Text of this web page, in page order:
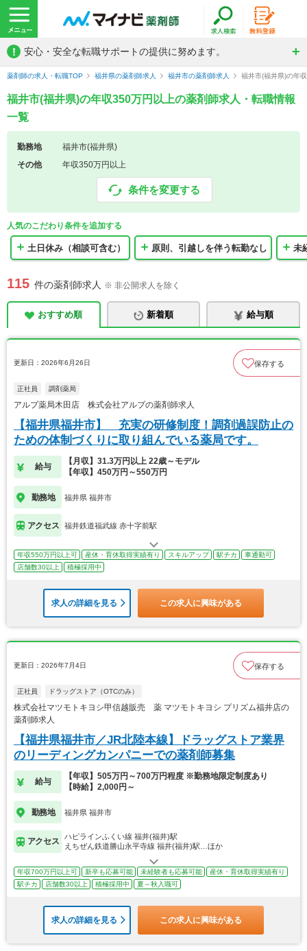
! 安心・安全な転職サポートの提供に努めます。
薬剤師の求人・転職TOP 福井県の薬剤師求人 福井市の薬剤師求人 福井市(福井県)の年
福井市(福井県)の年収350万円以上の薬剤師求人・転職情報
一覧
勤務地
福井市(福井県)
その他
年収350万円以上
条件を変更する
人気のこだわり条件を追加する
土日休み（相談可含む） 原則、引越しを伴う転勤なし 未
115 件の薬剤師求人 ※ 非公開求人を除く
おすすめ順 新着順 給与順
更新日：2026年6月26日 保存する
正社員 調剤薬局
アルプ薬局木田店 株式会社アルプの薬剤師求人
【福井県福井市】 充実の研修制度！調剤過誤防止の
ための体制づくりに取り組んでいる薬局です。
給与
【月収】31.3万円以上 22歳～モデル
【年収】450万円～550万円
勤務地 福井県 福井市
アクセス 福井鉄道福武線 赤十字前駅
年収550万円以上可 産休・育休取得実績有り スキルアップ 駅チカ
車通勤可
店舗数30以上
積極採用中
求人の詳細を見る この求人に興味がある
更新日：2026年7月4日 保存する
正社員 ドラッグストア（OTCのみ）
株式会社マツモトキヨシ甲信越販売 薬 マツモトキヨシ プリズム福井店の
薬剤師求人
【福井県福井市／JR北陸本線】ドラッグストア業界
のリーディングカンパニーでの薬剤師募集
給与
【年収】505万円～700万円程度 ※勤務地限定制度あり
【時給】2,000円～
勤務地 福井県 福井市
アクセス
ハピラインふくい線 福井(福井)駅
えちぜん鉄道勝山永平寺線 福井(福井)駅…ほか
年収700万円以上可 新卒も応募可能 未経験者も応募可能
産休・育休取得実績有り
駅チカ
店舗数30以上 積極採用中 夏～秋入職可
求人の詳細を見る この求人に興味がある